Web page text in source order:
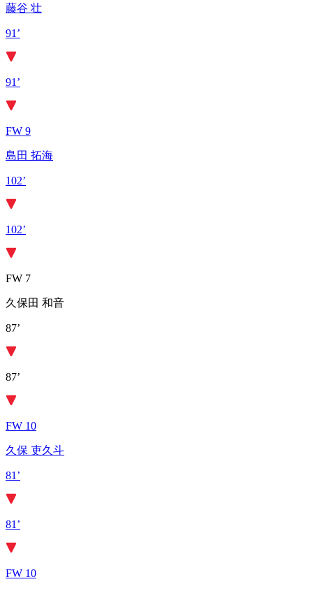
藤谷 壮
91’
91’
FW 9
島田 拓海
102’
102’
FW 7
久保田 和音
87’
87’
FW 10
久保 吏久斗
81’
81’
FW 10